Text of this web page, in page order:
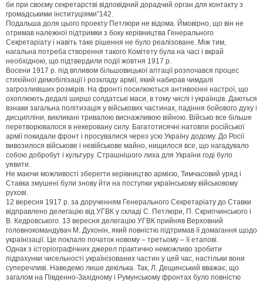
би при своєму секретарстві відповідний дорадчий орган для контакту з
громадськими інституціями”142.
Подальша доля цього проекту Петлюри не відома. Ймовірно, що він не
отримав належної підтримки з боку керівництва Генерального
Секретаріату і навіть таке рішення не було реалізоване. Між тим,
нагальна потреба створення такого Комітету була на часі і вкрай
необхідною, що підтвердили події жовтня 1917 р.
Восени 1917 р. під впливом більшовицької агітації розпочався процес
стихійної демобілізації і розкладу армії, який набирав чимдалі
загрозливіших розмірів. На фронті посилюються антивоєнні настрої, що
охоплюють дедалі ширші солдатські маси, в тому числі і українців. Даються
взнаки загальна політизація у військових частинах, падіння бойового духу і
дисципліни, викликані тривалою виснажливою війною. Військо все більше
перетворювалося в некеровану силу. Багатотисячні натовпи російської
армії покидали фронт і просувалися через усю Україну додому. До Росії
вивозилося військове і невійськове майно, нищилося все, що нагадувало
собою добробут і культуру. Страшнішого лиха для України годі було
уявити.
Не маючи можливості зберегти керівництво армією, Тимчасовий уряд і
Ставка змушені були знову йти на поступки українському військовому
рухові.
12 вересня 1917 р. за дорученням Генерального Секретаріату до Ставки
відправлено делегацію від УГВК у складі С. Петлюри, П. Скрипчинського і
В. Кедровського. 13 вересня делегацію УГВК прийняв Верховний
головнокомандувач М. Духонін, який повністю підтримав її домагання щодо
українізації. Це поклало початок новому – третьому – її етапові.
Однак з історіографічних джерел практично неможливо зробити
підрахунки чисельності українізованих частин у цей час, настільки вони
суперечливі. Наведемо лише декілька. Так, Л. Дещинський вважає, що
загалом на Південно-Західному і Румунському фронтах було повністю